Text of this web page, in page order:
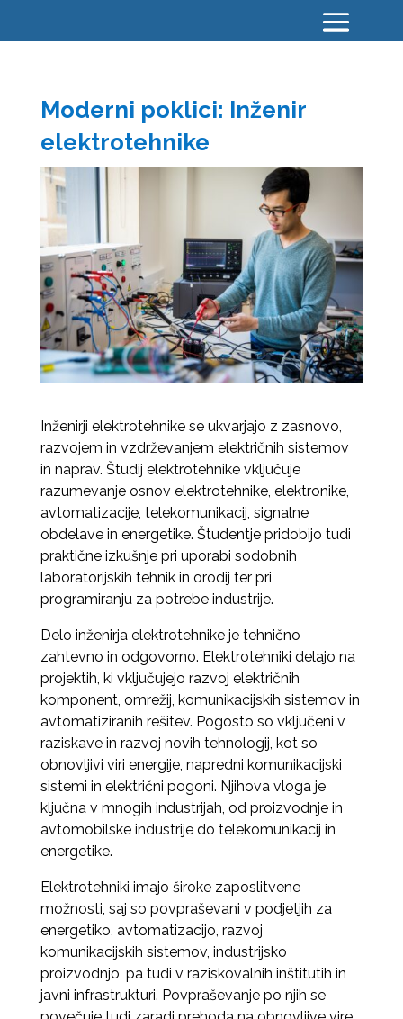
Moderni poklici: Inženir
elektrotehnike
Inženirji elektrotehnike se ukvarjajo z zasnovo,
razvojem in vzdrževanjem električnih sistemov
in naprav. Študij elektrotehnike vključuje
razumevanje osnov elektrotehnike, elektronike,
avtomatizacije, telekomunikacij, signalne
obdelave in energetike. Študentje pridobijo tudi
praktične izkušnje pri uporabi sodobnih
laboratorijskih tehnik in orodij ter pri
programiranju za potrebe industrije.
Delo inženirja elektrotehnike je tehnično
zahtevno in odgovorno. Elektrotehniki delajo na
projektih, ki vključujejo razvoj električnih
komponent, omrežij, komunikacijskih sistemov in
avtomatiziranih rešitev. Pogosto so vključeni v
raziskave in razvoj novih tehnologij, kot so
obnovljivi viri energije, napredni komunikacijski
sistemi in električni pogoni. Njihova vloga je
ključna v mnogih industrijah, od proizvodnje in
avtomobilske industrije do telekomunikacij in
energetike.
Elektrotehniki imajo široke zaposlitvene
možnosti, saj so povpraševani v podjetjih za
energetiko, avtomatizacijo, razvoj
komunikacijskih sistemov, industrijsko
proizvodnjo, pa tudi v raziskovalnih inštitutih in
javni infrastrukturi. Povpraševanje po njih se